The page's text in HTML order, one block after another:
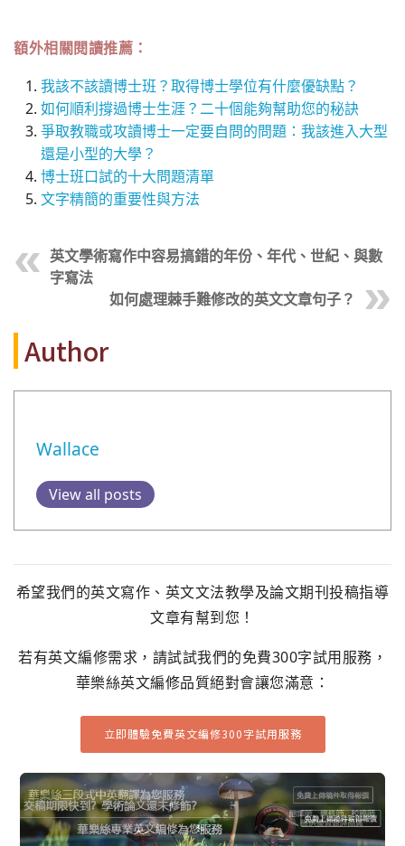
額外相關閱讀推薦：
我該不該讀博士班？取得博士學位有什麼優缺點？
如何順利撐過博士生涯？二十個能夠幫助您的秘訣
爭取教職或攻讀博士一定要自問的問題：我該進入大型
還是小型的大學？
博士班口試的十大問題清單
文字精簡的重要性與方法
英文學術寫作中容易搞錯的年份、年代、世紀、與數
字寫法
如何處理棘手難修改的英文文章句子？
Author
Wallace
View all posts
希望我們的英文寫作、英文文法教學及論文期刊投稿指導
文章有幫到您！
若有英文編修需求，請試試我們的免費300字試用服務，
華樂絲英文編修品質絕對會讓您滿意：
立即體驗免費英文編修300字試用服務